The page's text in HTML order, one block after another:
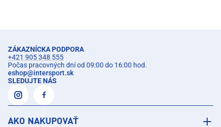
ZÁKAZNÍCKA PODPORA
+421 905 348 555
Počas pracovných dní od 09:00 do 16:00 hod.
eshop@intersport.sk
SLEDUJTE NÁS
AKO NAKUPOVAŤ